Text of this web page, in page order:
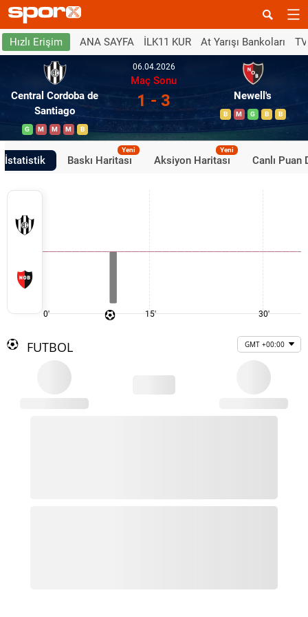
Hızlı Erişim ANA SAYFA İLK11 KUR At Yarışı Bankoları
Central Cordoba de
Santiago
G M M M B
06.04.2026
Maç Sonu
1 - 3 Newell's
B M G B B
İstatistik Baskı Haritası
Yeni
Aksiyon Haritası
Yeni
Canlı Puan
0' 15' 30'
FUTBOL GMT +00:00